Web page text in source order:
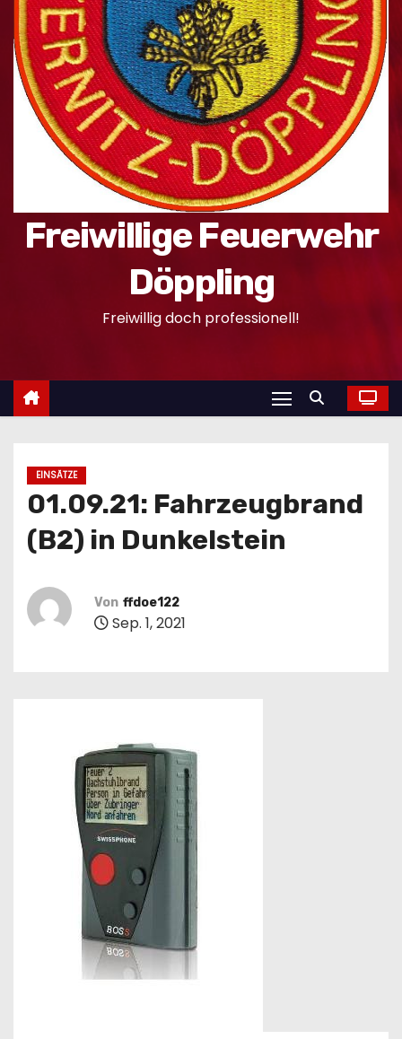
Freiwillige Feuerwehr
Döppling
Freiwillig doch professionell!
EINSÄTZE
01.09.21: Fahrzeugbrand
(B2) in Dunkelstein
Von ffdoe122
Sep. 1, 2021